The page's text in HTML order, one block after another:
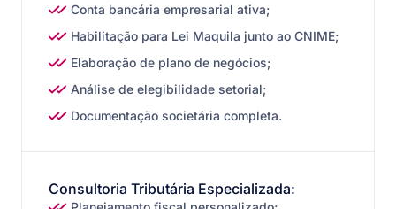
Conta bancária empresarial ativa;
Habilitação para Lei Maquila junto ao CNIME;
Elaboração de plano de negócios;
Análise de elegibilidade setorial;
Documentação societária completa.
Consultoria Tributária Especializada: